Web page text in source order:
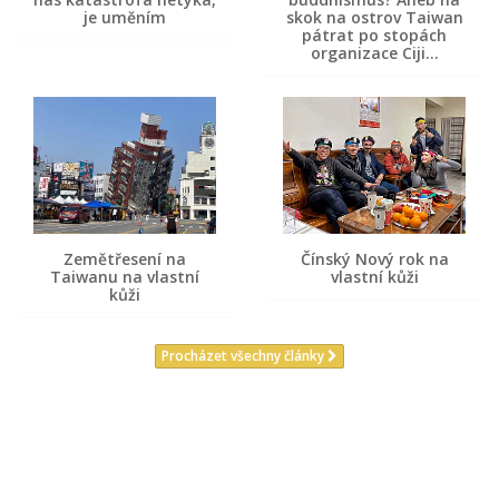
je uměním
skok na ostrov Taiwan
pátrat po stopách
organizace Ciji…
Zemětřesení na
Taiwanu na vlastní
kůži
Čínský Nový rok na
vlastní kůži
Procházet všechny články